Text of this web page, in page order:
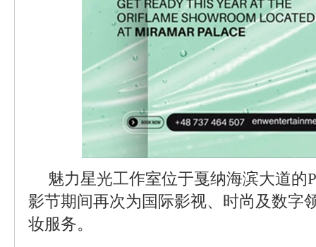
魅力星光工作室位于戛纳海滨大道的
影节期间再次为国际影视、时尚及数字
妆服务。